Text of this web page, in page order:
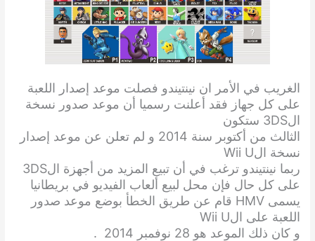
الغريب في الأمر ان نينتيندو فصلت موعد إصدار اللعبة
على كل جهاز فقد أعلنت رسميا أن موعد صدور نسخة
ال3DS ستكون
الثالث من أكتوبر سنة 2014 و لم تعلن عن موعد إصدار
نسخة الWii U
ربما نينتيندو ترغب في أن تبيع المزيد من أجهزة ال3DS
على كل حال فإن محل لبيع ألعاب الفيديو في بريطانيا
يسمى HMV قام عن طريق الخطأ بوضع موعد صدور
اللعبة على الWii U
و كان ذلك الموعد هو 28 نوفمبر 2014 .